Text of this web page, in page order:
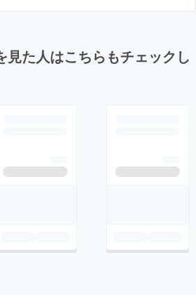
見た人はこちらもチェックし